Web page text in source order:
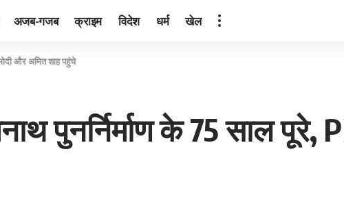
अजब-गजब क्राइम विदेश धर्म खेल
और अमित शाह पहुंचे
पुनर्निर्माण के 75 साल पूरे,